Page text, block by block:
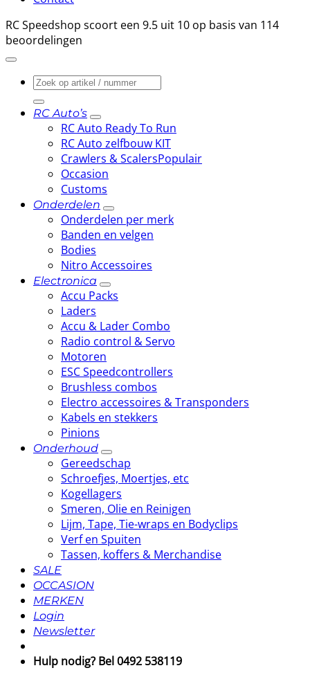
RC Speedshop scoort een 9.5 uit 10 op basis van 114
beoordelingen
Zoeken
naar:
RC Auto’s
RC Auto Ready To Run
RC Auto zelfbouw KIT
Crawlers & Scalers
Occasion
Customs
Onderdelen
Onderdelen per merk
Banden en velgen
Bodies
Nitro Accessoires
Electronica
Accu Packs
Laders
Accu & Lader Combo
Radio control & Servo
Motoren
ESC Speedcontrollers
Brushless combos
Electro accessoires & Transponders
Kabels en stekkers
Pinions
Onderhoud
Gereedschap
Schroefjes, Moertjes, etc
Kogellagers
Smeren, Olie en Reinigen
Lijm, Tape, Tie-wraps en Bodyclips
Verf en Spuiten
Tassen, koffers & Merchandise
SALE
OCCASION
MERKEN
Login
Newsletter
Hulp nodig? Bel 0492 538119